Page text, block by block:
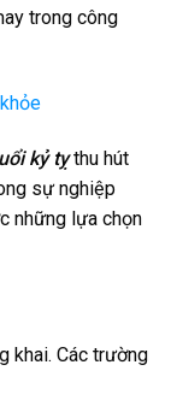
trong công
kỷ tỵthu hút
sự nghiệp
những lựa chọn
khai. Các trường